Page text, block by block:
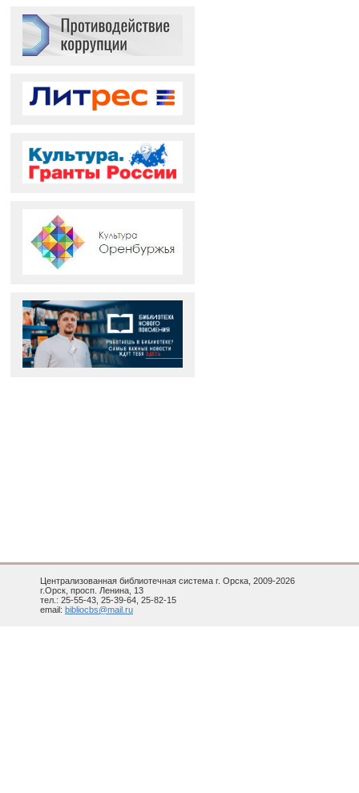
Централизованная библиотечная система г. Орска, 2009-2026
г.Орск, просп. Ленина, 13
тел.: 25-55-43, 25-39-64, 25-82-15
email: bibliocbs@mail.ru